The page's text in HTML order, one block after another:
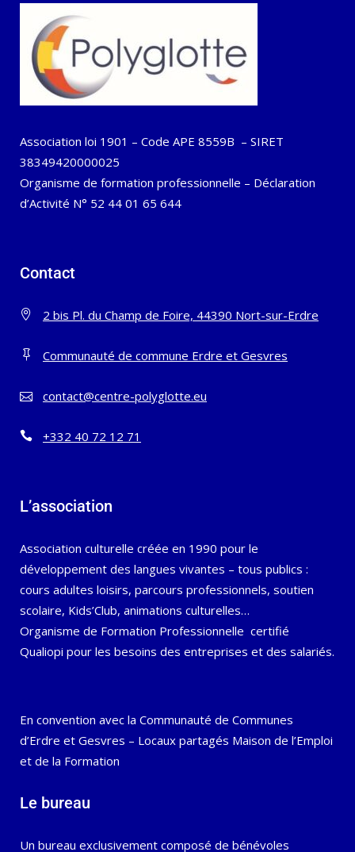
Association loi 1901 – Code APE 8559B – SIRET
38349420000025
Organisme de formation professionnelle – Déclaration
d’Activité N° 52 44 01 65 644
Contact
2 bis Pl. du Champ de Foire, 44390 Nort-sur-Erdre
Communauté de commune Erdre et Gesvres
contact@centre-polyglotte.eu
+332 40 72 12 71
L’association
Association culturelle créée en 1990 pour le
développement des langues vivantes – tous publics :
cours adultes loisirs, parcours professionnels, soutien
scolaire, Kids’Club, animations culturelles…
Organisme de Formation Professionnelle certifié
Qualiopi pour les besoins des entreprises et des salariés.
En convention avec la Communauté de Communes
d’Erdre et Gesvres – Locaux partagés Maison de l’Emploi
et de la Formation
Le bureau
Un bureau exclusivement composé de bénévoles